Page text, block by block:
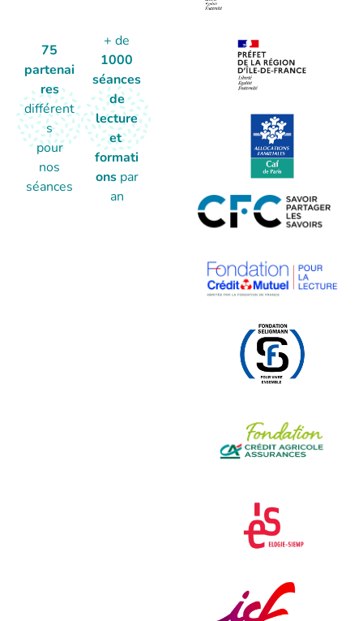
75
partenai
res
différent
s
pour
nos
séances
+ de
1000
séances
de
lecture
et
formati
onspar
an